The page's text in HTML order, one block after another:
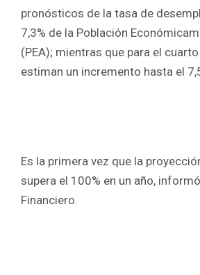
pronósticos de la tasa de
7,3% de la Población
(PEA); mientras que para el
estiman un incremento hasta el
Es la primera vez que la
supera el 100% en un año,
Financiero.